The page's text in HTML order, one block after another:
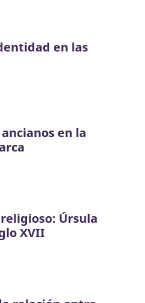
en las
en la
Úrsula
XVII